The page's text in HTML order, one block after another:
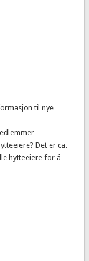
til nye
Det er ca.
hytteeiere for å